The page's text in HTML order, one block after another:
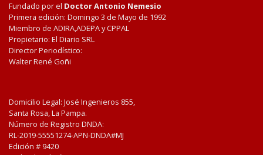
Fundado por el Doctor Antonio Nemesio
Primera edición: Domingo 3 de Mayo de 1992
Miembro de ADIRA,ADEPA y CPPAL
Propietario: El Diario SRL
Director Periodístico:
Walter René Goñi
Domicilio Legal: José Ingenieros 855,
Santa Rosa, La Pampa.
Número de Registro DNDA:
RL-2019-55551274-APN-DNDA#MJ
Edición # 9420